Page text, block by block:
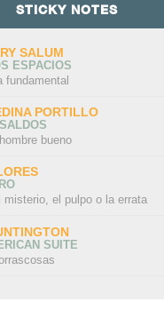
STICKY NOTES
SALUM
ESPACIOS
fundamental
PORTILLO
bueno
misterio, el pulpo o la errata
SUITE